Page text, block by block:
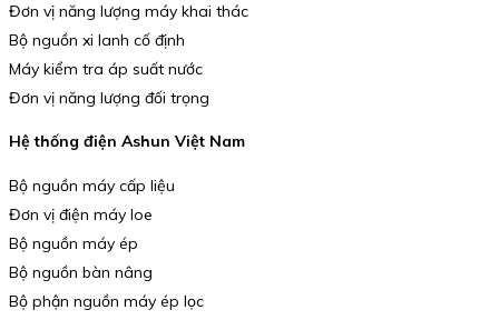
Đơn vị năng lượng máy khai thác
Bộ nguồn xi lanh cố định
Máy kiểm tra áp suất nước
Đơn vị năng lượng đối trọng
Hệ thống điện Ashun Việt Nam
Bộ nguồn máy cấp liệu
Đơn vị điện máy loe
Bộ nguồn máy ép
Bộ nguồn bàn nâng
Bộ phận nguồn máy ép lọc